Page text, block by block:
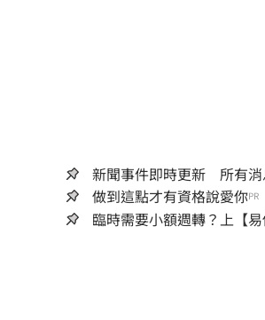
新聞事件即時更新 所有消
做到這點才有資格說愛你PR
臨時需要小額週轉？上【